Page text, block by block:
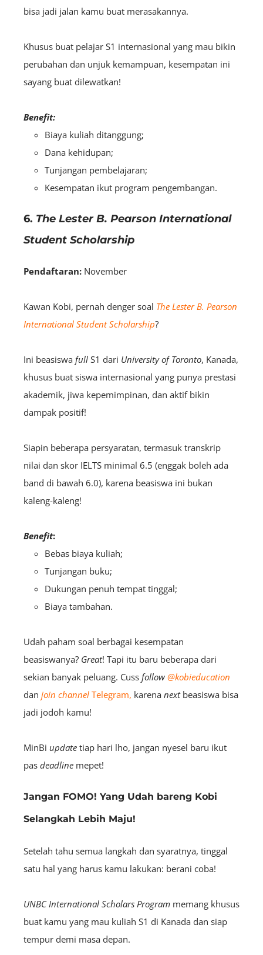
bisa jadi jalan kamu buat merasakannya.
Khusus buat pelajar S1 internasional yang mau bikin
perubahan dan unjuk kemampuan, kesempatan ini
sayang buat dilewatkan!
Benefit:
Biaya kuliah ditanggung;
Dana kehidupan;
Tunjangan pembelajaran;
Kesempatan ikut program pengembangan.
6. The Lester B. Pearson International
Student Scholarship
Pendaftaran: November
Kawan Kobi, pernah denger soal The Lester B. Pearson
International Student Scholarship?
Ini beasiswa full S1 dari University of Toronto, Kanada,
khusus buat siswa internasional yang punya prestasi
akademik, jiwa kepemimpinan, dan aktif bikin
dampak positif!
Siapin beberapa persyaratan, termasuk transkrip
nilai dan skor IELTS minimal 6.5 (enggak boleh ada
band di bawah 6.0), karena beasiswa ini bukan
kaleng-kaleng!
Benefit:
Bebas biaya kuliah;
Tunjangan buku;
Dukungan penuh tempat tinggal;
Biaya tambahan.
Udah paham soal berbagai kesempatan
beasiswanya? Great! Tapi itu baru beberapa dari
sekian banyak peluang. Cuss follow @kobieducation
dan join channel Telegram, karena nextbeasiswa bisa
jadi jodoh kamu!
MinBi update tiap hari lho, jangan nyesel baru ikut
pas deadline mepet!
Jangan FOMO! Yang Udah bareng Kobi
Selangkah Lebih Maju!
Setelah tahu semua langkah dan syaratnya, tinggal
satu hal yang harus kamu lakukan: berani coba!
UNBC International Scholars Program memang khusus
buat kamu yang mau kuliah S1 di Kanada dan siap
tempur demi masa depan.